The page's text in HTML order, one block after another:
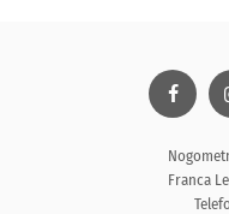
Franca